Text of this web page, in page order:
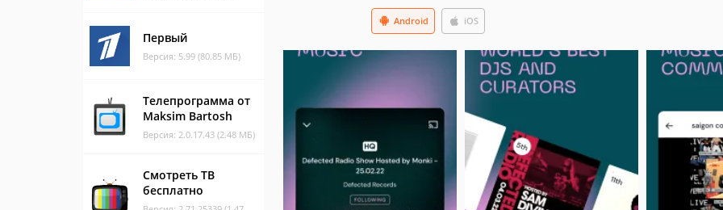
Первый
Версия: 5.99 (80.85 МБ)
Телепрограмма от
Maksim Bartosh
Версия: 2.0.17.43 (2.48 МБ)
Смотреть ТВ
бесплатно
Android iOS